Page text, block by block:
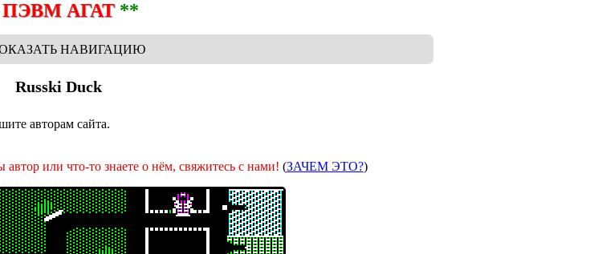
ПЭВМ АГАТ**
Russki Duck
авторам сайта.
автор или что-то знаете о нём, свяжитесь с нами! (ЗАЧЕМ ЭТО?)